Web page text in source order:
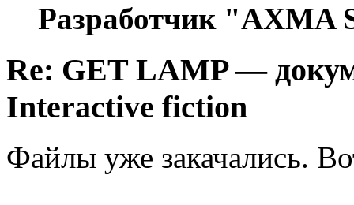
Разработчик "AXMA
Re: GET LAMP —
Interactive fiction
Файлы уже закачались.